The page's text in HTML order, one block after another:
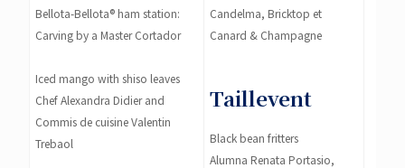
Bellota-Bellota® ham station:
Carving by a Master Cortador
Iced mango with shiso leaves
Chef Alexandra Didier and
Commis de cuisine Valentin
Trebaol
Candelma, Bricktop et
Canard & Champagne
Taillevent
Black bean fritters
Alumna Renata Portasio,